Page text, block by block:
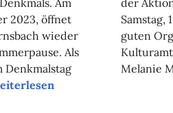
Am
2023, öffnet
wieder
Als
Denkmalstag
“Historische
der
Samstag,
guten
Melanie